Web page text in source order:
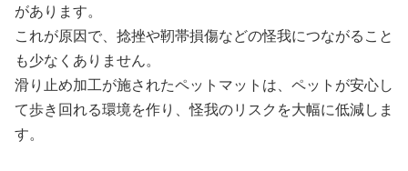
があります。
これが原因で、捻挫や靭帯損傷などの怪我につながること
も少なくありません。
滑り止め加工が施されたペットマットは、ペットが安心し
て歩き回れる環境を作り、怪我のリスクを大幅に低減しま
す。